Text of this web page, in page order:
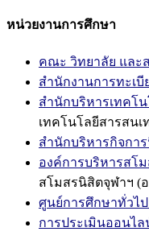
หน่วยงานการศึกษา
คณะ วิทยาลัย และ
สำนักงานการทะเบี
สำนักบริหารเทคโ
เทคโนโลยีสารสนเ
สำนักบริหารกิจกา
องค์การบริหารสโ
สโมสรนิสิตจุฬาฯ (
ศูนย์การศึกษาทั่วไป
การประเมินออนไล